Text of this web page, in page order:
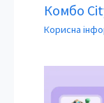
Комбо
Корисна